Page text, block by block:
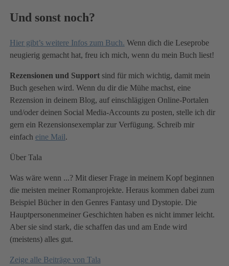
Und sonst noch?
Hier gibt’s weitere Infos zum Buch. Wenn dich die Leseprobe
neugierig gemacht hat, freu ich mich, wenn du mein Buch liest!
Rezensionen und Supportsind für mich wichtig, damit mein
Buch gesehen wird. Wenn du dir die Mühe machst, eine
Rezension in deinem Blog, auf einschlägigen Online-Portalen
und/oder deinen Social Media-Accounts zu posten, stelle ich dir
gern ein Rezensionsexemplar zur Verfügung. Schreib mir
einfach eine Mail.
Über Tala
Was wäre wenn ...? Mit dieser Frage in meinem Kopf beginnen
die meisten meiner Romanprojekte. Heraus kommen dabei zum
Beispiel Bücher in den Genres Fantasy und Dystopie. Die
Hauptpersonenmeiner Geschichten haben es nicht immer leicht.
Aber sie sind stark, die schaffen das und am Ende wird
(meistens) alles gut.
Zeige alle Beiträge von Tala